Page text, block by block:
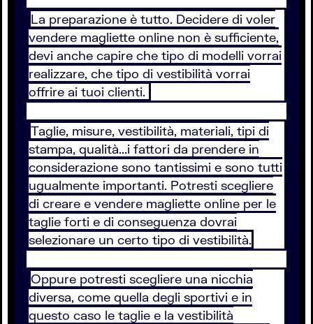
La preparazione è tutto. Decidere di voler
vendere magliette online non è sufficiente,
devi anche capire che tipo di modelli vorrai
realizzare, che tipo di vestibilità vorrai
offrire ai tuoi clienti.
Taglie, misure, vestibilità, materiali, tipi di
stampa, qualità...i fattori da prendere in
considerazione sono tantissimi e sono tutti
ugualmente importanti. Potresti scegliere
di creare e vendere magliette online per le
taglie forti e di conseguenza dovrai
selezionare un certo tipo di vestibilità.
Oppure potresti scegliere una nicchia
diversa, come quella degli sportivi e in
questo caso le taglie e la vestibilità